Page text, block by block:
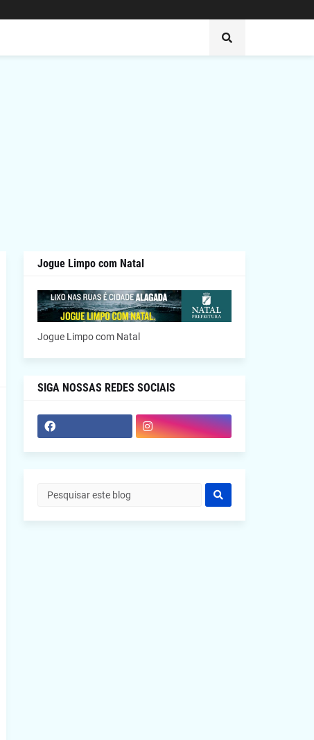
Jogue Limpo com Natal
Jogue Limpo com Natal
SIGA NOSSAS REDES SOCIAIS